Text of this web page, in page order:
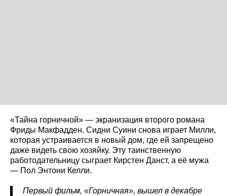
«Тайна горничной» — экранизация второго романа
Фриды Макфадден. Сидни Суини снова играет Милли,
которая устраивается в новый дом, где ей запрещено
даже видеть свою хозяйку. Эту таинственную
работодательницу сыграет Кирстен Данст, а её мужа
— Пол Энтони Келли.
Первый фильм, «Горничная», вышел в декабре